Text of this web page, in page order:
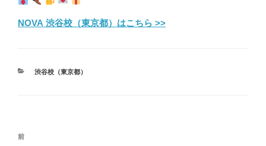
NOVA 渋谷校（東京都）はこちら >>
カ
渋谷校（東京都）
投
前
前